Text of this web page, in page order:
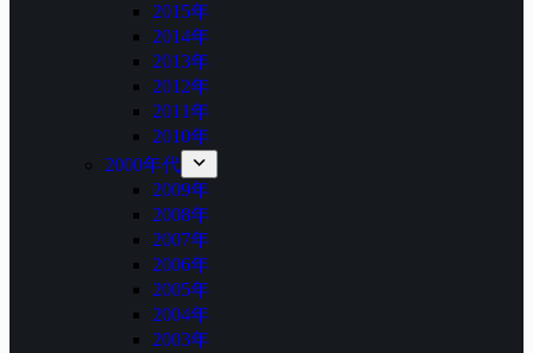
2015年
2014年
2013年
2012年
2011年
2010年
2000年代
2009年
2008年
2007年
2006年
2005年
2004年
2003年